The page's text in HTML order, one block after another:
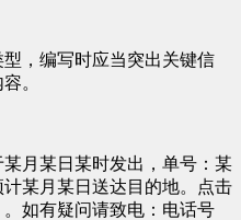
，编写时应当突出关键信
。
月某日某时发出，单号：某
某月某日送达目的地。点击
如有疑问请致电：电话号